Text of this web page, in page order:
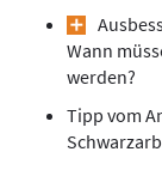
Wann
werden?
Tipp vom